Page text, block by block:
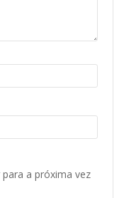
a próxima vez